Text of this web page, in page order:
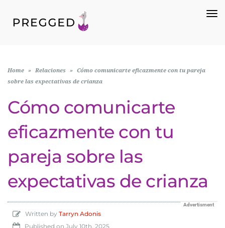
Home » Relaciones »
Cómo comunicarte eficazmente con tu pareja
sobre las expectativas de crianza
Cómo comunicarte
eficazmente con tu
pareja sobre las
expectativas de crianza
Advertisment
Written by Tarryn Adonis
Published on July 10th, 2025